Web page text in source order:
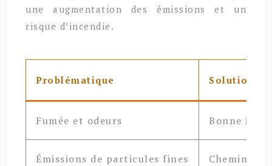
une augmentation des émissions et un
risque d’incendie.
Problématique Solution(s)
Fumée et odeurs Bonne
Émissions de particules fines Cheminée